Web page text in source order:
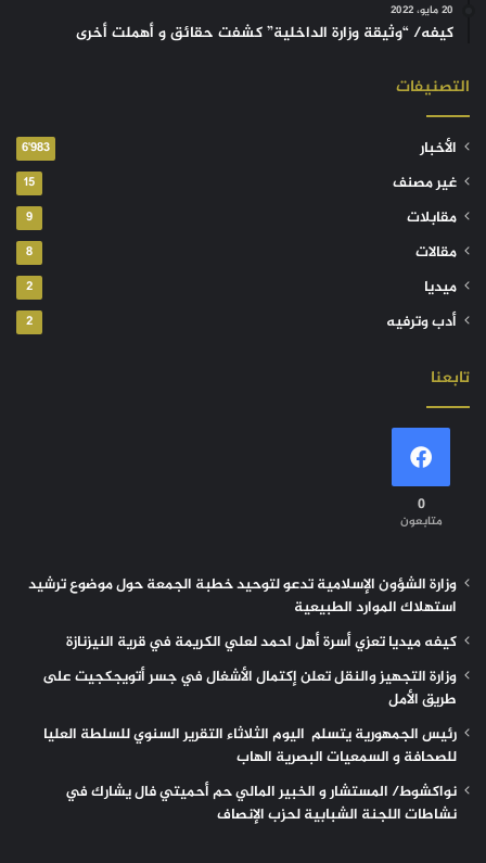
20 مايو، 2022
كيفه/ “وثيقة وزارة الداخلية” كشفت حقائق و أهملت أخرى
التصنيفات
الأخبار 6٬983
غير مصنف 15
مقابلات 9
مقالات 8
ميديا 2
أدب وترفيه 2
تابعنا
0
متابعون
وزارة الشؤون الإسلامية تدعو لتوحيد خطبة الجمعة حول موضوع ترشيد
استهلاك الموارد الطبيعية
كيفه ميديا تعزي أسرة أهل احمد لعلي الكريمة في قرية النيزنازة
وزارة التجهيز والنقل تعلن إكتمال الأشغال في جسر أتويجكجيت على
طريق الأمل
رئيس الجمهورية يتسلم اليوم الثلاثاء التقرير السنوي للسلطة العليا
للصحافة و السمعيات البصرية الهاب
نواكشوط/ المستشار و الخبير المالي حم أحميتي فال يشارك في
نشاطات اللجنة الشبابية لحزب الإنصاف